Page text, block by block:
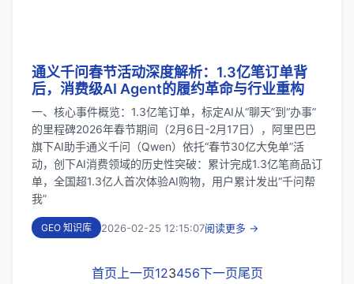
通义千问春节活动深度解析：1.3亿笔订单背
后，消费级AI Agent的履约革命与行业重构
一、核心事件概览：1.3亿笔订单，标定AI从“聊天”到“办事”
的里程碑2026年春节期间（2月6日-2月17日），阿里巴巴
旗下AI助手通义千问（Qwen）依托“春节30亿大免单”活
动，创下AI消费领域的历史性突破：累计完成1.3亿笔商品订
单，全国超1.3亿人首次体验AI购物，用户累计发出“千问帮
我”
GEO 知识库 2026-02-25 12:15:07阅读更多 →
首页上一页123456下一页尾页